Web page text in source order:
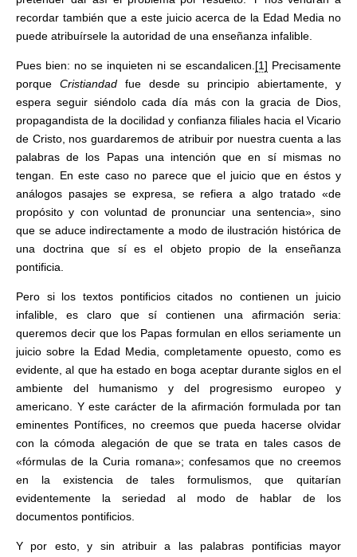
recordar también que a este juicio acerca de la Edad Media no
puede atribuírsele la autoridad de una enseñanza infalible.
Pues bien: no se inquieten ni se escandalicen. [1] Precisamente
porque Cristiandadfue desde su principio abiertamente, y
espera seguir siéndolo cada día más con la gracia de Dios,
propagandista de la docilidad y confianza filiales hacia el Vicario
de Cristo, nos guardaremos de atribuir por nuestra cuenta a las
palabras de los Papas una intención que en sí mismas no
tengan. En este caso no parece que el juicio que en éstos y
análogos pasajes se expresa, se refiera a algo tratado «de
propósito y con voluntad de pronunciar una sentencia», sino
que se aduce indirectamente a modo de ilustración histórica de
una doctrina que sí es el objeto propio de la enseñanza
pontificia.
Pero si los textos pontificios citados no contienen un juicio
infalible, es claro que sí contienen una afirmación seria:
queremos decir que los Papas formulan en ellos seriamente un
juicio sobre la Edad Media, completamente opuesto, como es
evidente, al que ha estado en boga aceptar durante siglos en el
ambiente del humanismo y del progresismo europeo y
americano. Y este carácter de la afirmación formulada por tan
eminentes Pontífices, no creemos que pueda hacerse olvidar
con la cómoda alegación de que se trata en tales casos de
«fórmulas de la Curia romana»; confesamos que no creemos
en la existencia de tales formulismos, que quitarían
evidentemente la seriedad al modo de hablar de los
documentos pontificios.
Y por esto, y sin atribuir a las palabras pontificias mayor